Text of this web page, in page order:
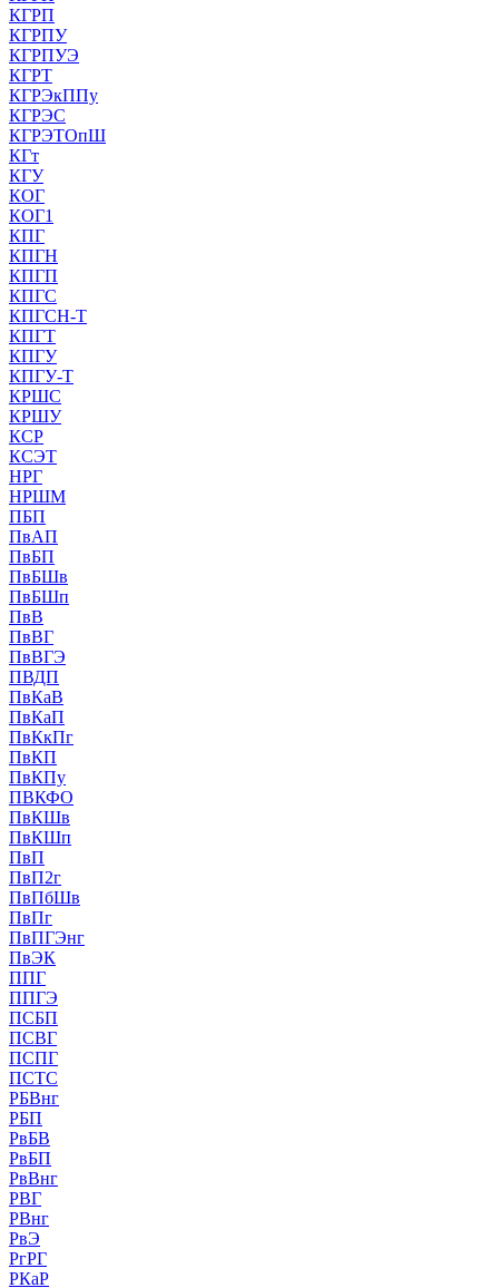
КГРП
КГРПУ
КГРПУЭ
КГРТ
КГРЭкППу
КГРЭС
КГРЭТОпШ
КГт
КГУ
КОГ
КОГ1
КПГ
КПГН
КПГП
КПГС
КПГСН-Т
КПГТ
КПГУ
КПГУ-Т
КРШС
КРШУ
КСР
КСЭТ
НРГ
НРШМ
ПБП
ПвАП
ПвБП
ПвБШв
ПвБШп
ПвВ
ПвВГ
ПвВГЭ
ПВДП
ПвКаВ
ПвКаП
ПвКкПг
ПвКП
ПвКПу
ПВКФО
ПвКШв
ПвКШп
ПвП
ПвП2г
ПвПбШв
ПвПг
ПвПГЭнг
ПвЭК
ППГ
ППГЭ
ПСБП
ПСВГ
ПСПГ
ПСТС
РБВнг
РБП
РвБВ
РвБП
РвВнг
РВГ
РВнг
РвЭ
РгРГ
РКаР